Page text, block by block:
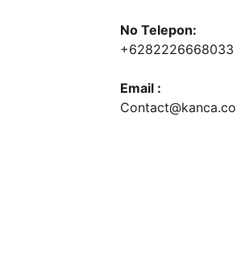
No Telepon:
+6282226668033
Email :
Contact@kanca.co